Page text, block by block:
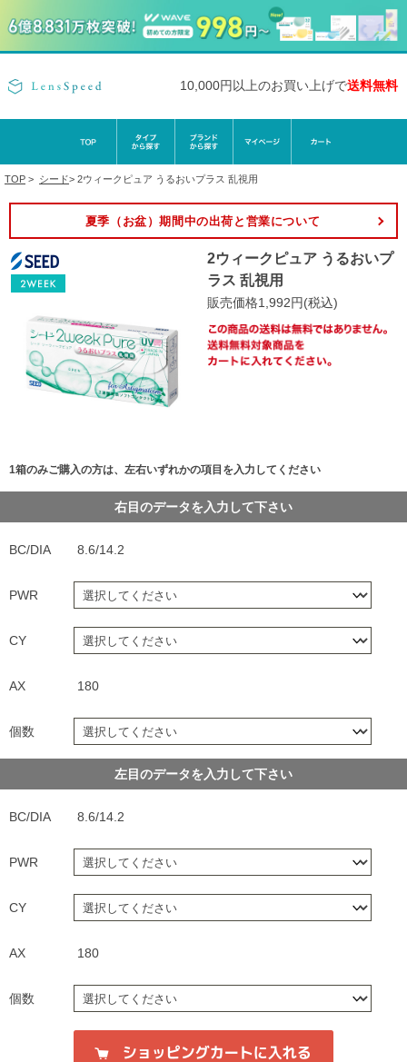
10,000円以上のお買い上げで送料無料
TOP > シード> 2ウィークピュア うるおいプラス 乱視用
夏季（お盆）期間中の出荷と営業について
2ウィークピュア うるおいプ
ラス 乱視用
販売価格1,992円(税込)
1箱のみご購入の方は、左右いずれかの項目を入力してください
右目のデータを入力して下さい
BC/DIA 8.6/14.2
PWR
CY
AX 180
個数
左目のデータを入力して下さい
BC/DIA 8.6/14.2
PWR
CY
AX 180
個数